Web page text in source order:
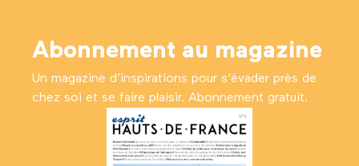
Abonnement au magazine
Un magazine d’inspirations pour s'évader près de
chez soi et se faire plaisir. Abonnement gratuit.